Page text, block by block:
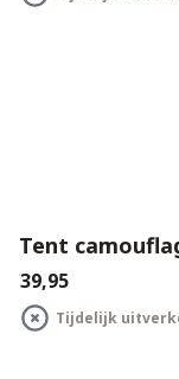
Tent
€39,95
Tijdelijk